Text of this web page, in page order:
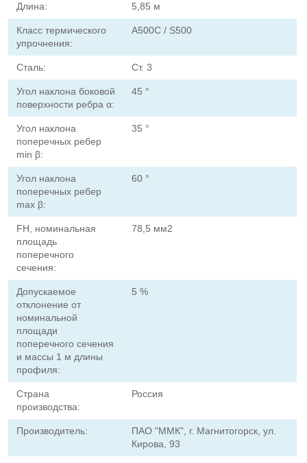
Длина: 5,85 м
Класс термического
упрочнения:
А500С / S500
Сталь: Ст. 3
Угол наклона боковой
поверхности ребра α:
45 °
Угол наклона
поперечных ребер
min β:
35 °
Угол наклона
поперечных ребер
max β:
60 °
FН, номинальная
площадь
поперечного
сечения:
78,5 мм2
Допускаемое
отклонение от
номинальной
площади
поперечного сечения
и массы 1 м длины
профиля:
5 %
Страна
производства:
Россия
Производитель:
ПАО "ММК", г. Магнитогорск, ул.
Кирова, 93